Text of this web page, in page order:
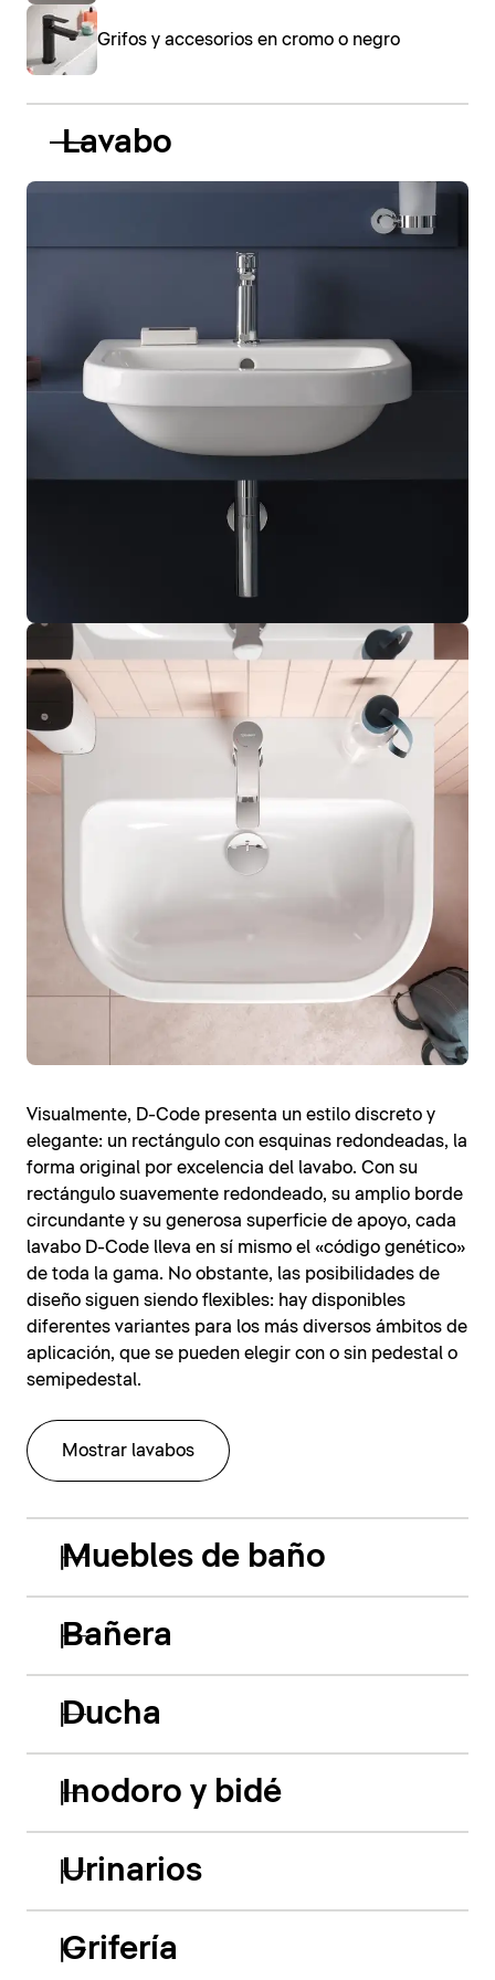
Grifos y accesorios en cromo o negro
Lavabo
Visualmente, D-Code presenta un estilo discreto y
elegante: un rectángulo con esquinas redondeadas, la
forma original por excelencia del lavabo. Con su
rectángulo suavemente redondeado, su amplio borde
circundante y su generosa superficie de apoyo, cada
lavabo D-Code lleva en sí mismo el «código genético»
de toda la gama. No obstante, las posibilidades de
diseño siguen siendo flexibles: hay disponibles
diferentes variantes para los más diversos ámbitos de
aplicación, que se pueden elegir con o sin pedestal o
semipedestal.
Mostrar lavabos
Muebles de baño
Bañera
Ducha
Inodoro y bidé
Urinarios
Grifería